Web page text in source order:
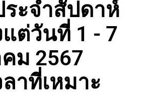
ะจำสัปดาห์
ต่วันที่ 1 - 7
ม 2567
าที่เหมาะ